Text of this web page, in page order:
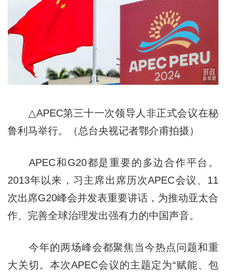
△APEC第三十一次领导人非正式会议在秘
鲁利马举行。（总台央视记者鄂介甫拍摄）
APEC和G20都是重要的多边合作平台。
2013年以来，习主席出席历次APEC会议、11
次出席G20峰会并发表重要讲话，为推动亚太合
作、完善全球治理发出强有力的中国声音。
今年的两场峰会都聚焦当今热点问题和重
大关切。本次APEC会议的主题定为“赋能、包